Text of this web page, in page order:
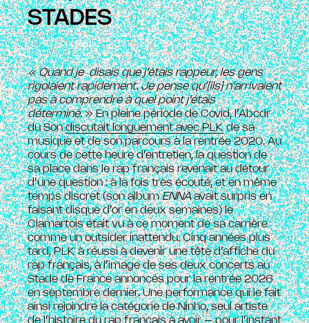
STADES
« Quand je disais que j’étais rappeur, les gens
rigolaient rapidement. Je pense qu’[ils] n’arrivaient
pas à comprendre à quel point j’étais
déterminé.» En pleine période de Covid, l’Abcdr
du Sondiscutait longuement avec PLKde sa
musique et de son parcours à la rentrée 2020. Au
cours de cette heure d’entretien, la question de
sa place dans le rap français revenait au détour
d’une question : à la fois très écouté, et en même
temps discret (son albumENNAavait surpris en
faisant disque d’or en deux semaines) le
Clamartois était vu à ce moment de sa carrière
comme un outsider inattendu. Cinq années plus
tard, PLK à réussi à devenir une tête d’affiche du
rap français, à l’image de ses deux concerts au
Stade de France annoncés pour la rentrée 2026
en septembre dernier. Une performance qui le fait
ainsi rejoindre la catégorie de Ninho, seul artiste
de l’histoire du rap français à avoir – pour l’instant